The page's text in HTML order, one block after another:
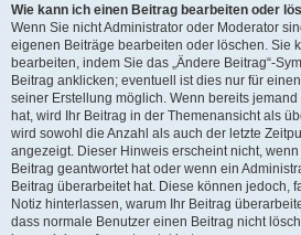
Wie kann ich einen Beitrag bearbeiten oder
Wenn Sie nicht Administrator oder Moderator
eigenen Beiträge bearbeiten oder löschen. Sie
bearbeiten, indem Sie das „Ändere Beitrag“-
Beitrag anklicken; eventuell ist dies nur für
seiner Erstellung möglich. Wenn bereits
hat, wird Ihr Beitrag in der Themenansicht als
wird sowohl die Anzahl als auch der letzte
angezeigt. Dieser Hinweis erscheint nicht,
Beitrag geantwortet hat oder wenn ein
Beitrag überarbeitet hat. Diese können jedoch,
Notiz hinterlassen, warum Ihr Beitrag
dass normale Benutzer einen Beitrag nicht